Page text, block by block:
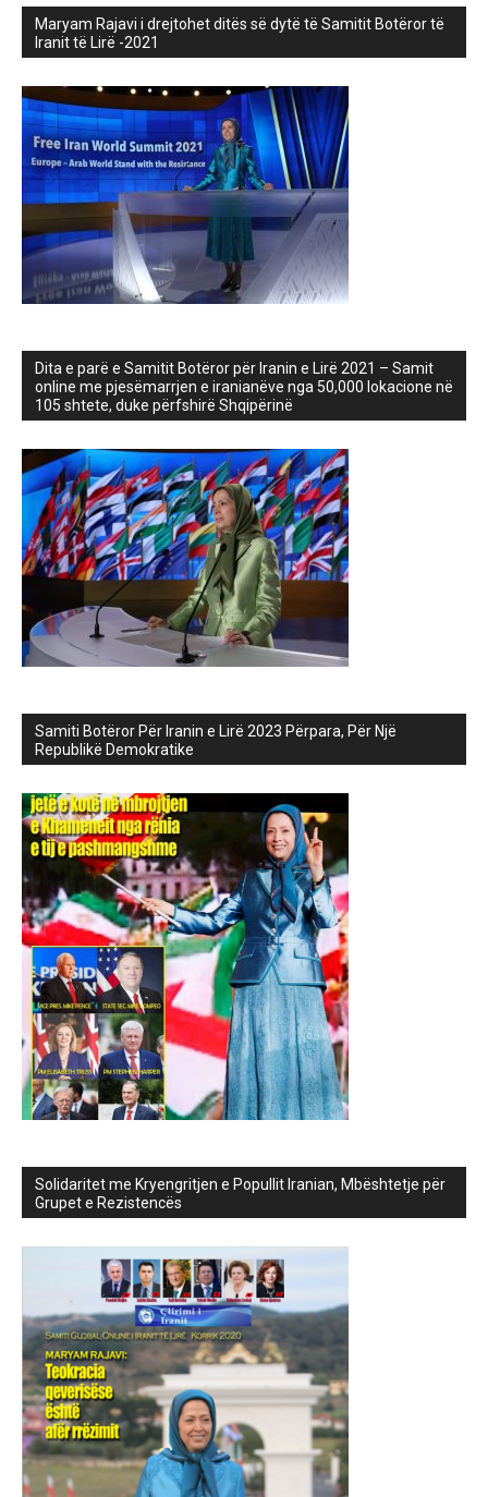
Maryam Rajavi i drejtohet ditës së dytë të Samitit Botëror të
Iranit të Lirë -2021
Dita e parë e Samitit Botëror për Iranin e Lirë 2021 – Samit
online me pjesëmarrjen e iranianëve nga 50,000 lokacione në
105 shtete, duke përfshirë Shqipërinë
Samiti Botëror Për Iranin e Lirë 2023 Përpara, Për Një
Republikë Demokratike
Solidaritet me Kryengritjen e Popullit Iranian, Mbështetje për
Grupet e Rezistencës